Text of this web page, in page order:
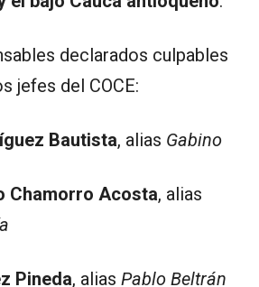
declarados culpables
jefes del COCE:
Bautista, alias Gabino
Chamorro Acosta, alias
Pineda, alias Pablo Beltrán